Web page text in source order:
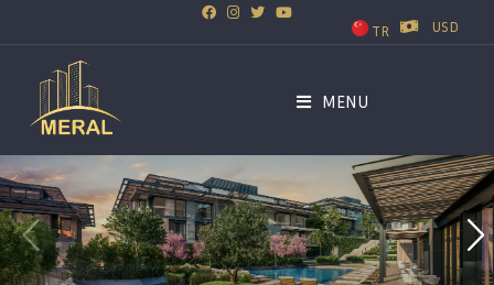
TR USD
MENU